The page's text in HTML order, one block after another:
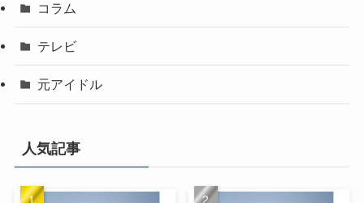
コラム
テレビ
元アイドル
人気記事